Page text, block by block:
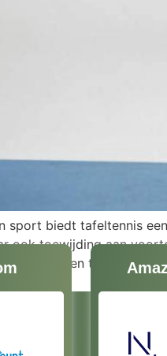
sport biedt tafeltennis
ook toewijding aan
vaardigheden te